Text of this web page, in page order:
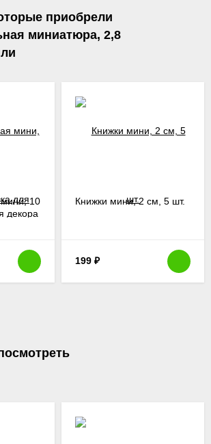
приобрели
миниатюра, 2,8
10
декора
Книжки мини, 2 см, 5 шт.
199 ₽